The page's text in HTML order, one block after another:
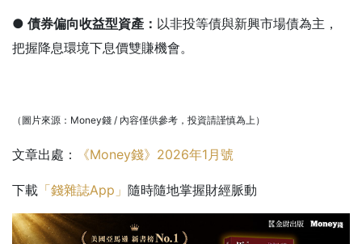
● 債券偏向收益型資產： 以非投等債與新興市場債為主，
把握降息環境下息價雙賺機會。
（圖片來源：Money錢 / 內容僅供參考，投資請謹慎為上）
文章出處： 《Money錢》2026年1月號
下載 「錢雜誌App」 隨時隨地掌握財經脈動